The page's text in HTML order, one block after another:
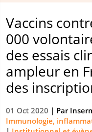
Vaccins
000
des essais
ampleur en
des
01 Oct 2020 | Par
Immunologie,